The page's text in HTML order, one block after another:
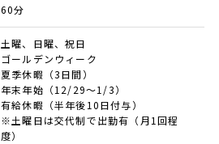
60分
土曜、日曜、祝日
ゴールデンウィーク
夏季休暇（3日間）
年末年始（12/29～1/3）
有給休暇（半年後10日付与）
※土曜日は交代制で出勤有（月1回程
度）